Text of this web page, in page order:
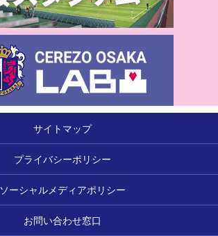
サイトマップ
プライバシーポリシー
ソーシャルメディアポリシー
お問い合わせ窓口